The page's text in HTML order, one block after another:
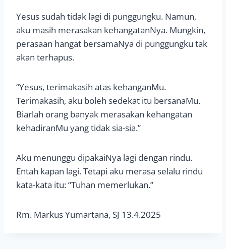
Yesus sudah tidak lagi di punggungku. Namun,
aku masih merasakan kehangatanNya. Mungkin,
perasaan hangat bersamaNya di punggungku tak
akan terhapus.
“Yesus, terimakasih atas kehanganMu.
Terimakasih, aku boleh sedekat itu bersanaMu.
Biarlah orang banyak merasakan kehangatan
kehadiranMu yang tidak sia-sia.”
Aku menunggu dipakaiNya lagi dengan rindu.
Entah kapan lagi. Tetapi aku merasa selalu rindu
kata-kata itu: “Tuhan memerlukan.”
Rm. Markus Yumartana, SJ 13.4.2025